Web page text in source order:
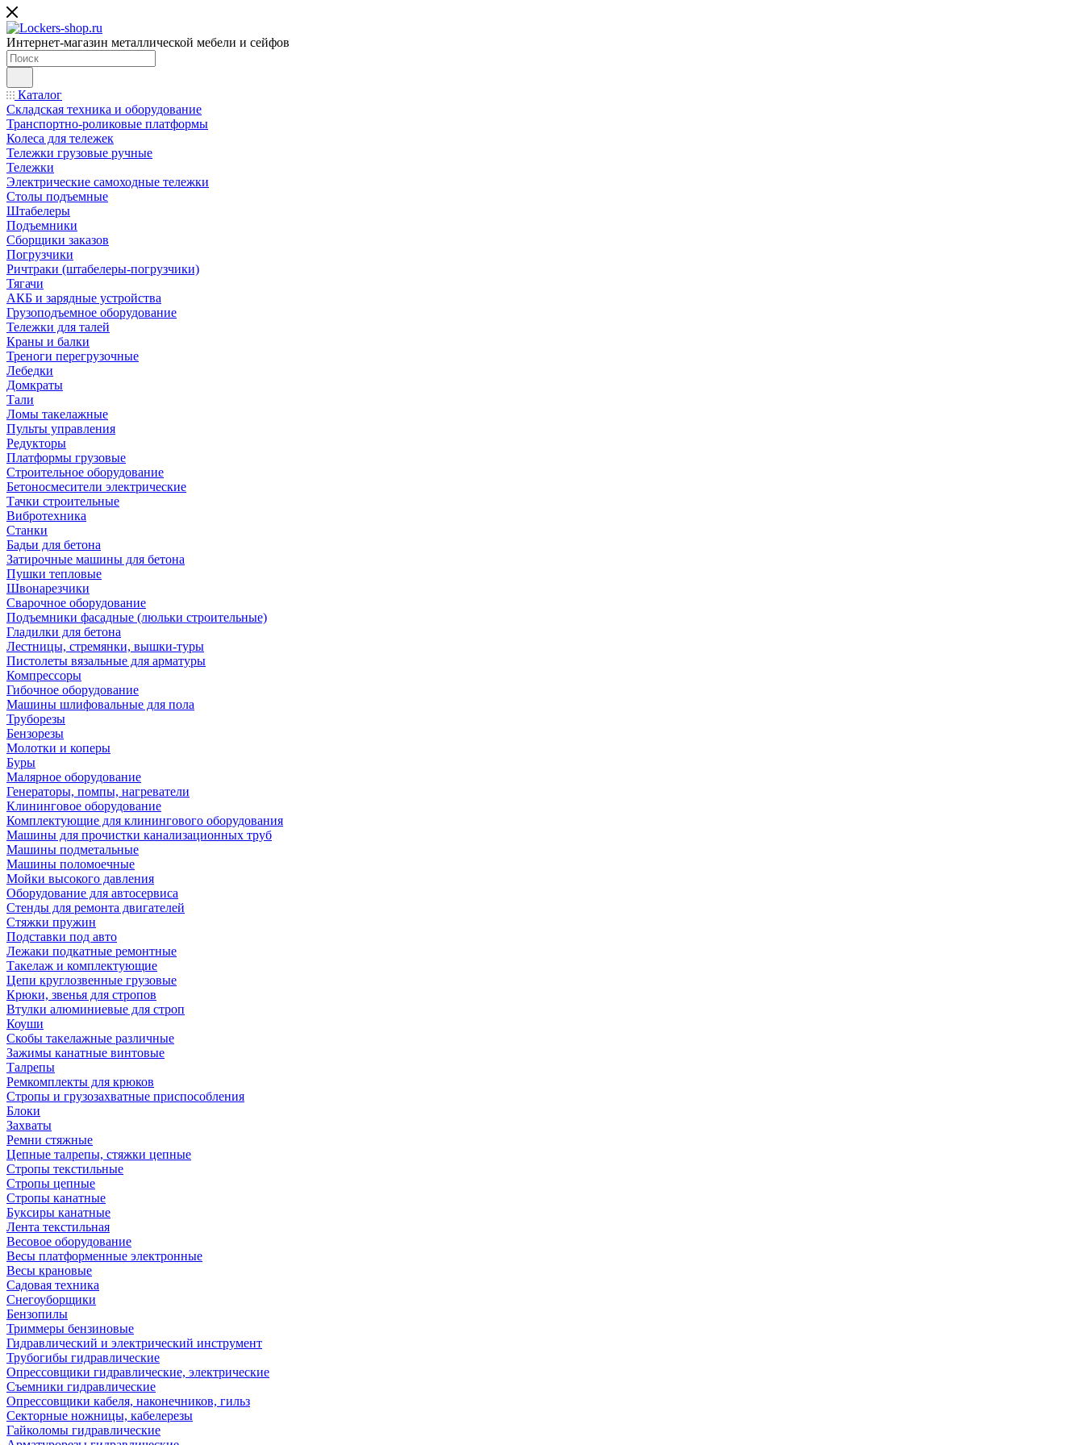
Интернет-магазин металлической мебели и сейфов
Каталог
Складская техника и оборудование
Транспортно-роликовые платформы
Колеса для тележек
Тележки грузовые ручные
Тележки
Электрические самоходные тележки
Столы подъемные
Штабелеры
Подъемники
Сборщики заказов
Погрузчики
Ричтраки (штабелеры-погрузчики)
Тягачи
АКБ и зарядные устройства
Грузоподъемное оборудование
Тележки для талей
Краны и балки
Треноги перегрузочные
Лебедки
Домкраты
Тали
Ломы такелажные
Пульты управления
Редукторы
Платформы грузовые
Строительное оборудование
Бетоносмесители электрические
Тачки строительные
Вибротехника
Станки
Бадьи для бетона
Затирочные машины для бетона
Пушки тепловые
Швонарезчики
Сварочное оборудование
Подъемники фасадные (люльки строительные)
Гладилки для бетона
Лестницы, стремянки, вышки-туры
Пистолеты вязальные для арматуры
Компрессоры
Гибочное оборудование
Машины шлифовальные для пола
Труборезы
Бензорезы
Молотки и коперы
Буры
Малярное оборудование
Генераторы, помпы, нагреватели
Клининговое оборудование
Комплектующие для клинингового оборудования
Машины для прочистки канализационных труб
Машины подметальные
Машины поломоечные
Мойки высокого давления
Оборудование для автосервиса
Стенды для ремонта двигателей
Стяжки пружин
Подставки под авто
Лежаки подкатные ремонтные
Такелаж и комплектующие
Цепи круглозвенные грузовые
Крюки, звенья для стропов
Втулки алюминиевые для строп
Коуши
Скобы такелажные различные
Зажимы канатные винтовые
Талрепы
Ремкомплекты для крюков
Стропы и грузозахватные приспособления
Блоки
Захваты
Ремни стяжные
Цепные талрепы, стяжки цепные
Стропы текстильные
Стропы цепные
Стропы канатные
Буксиры канатные
Лента текстильная
Весовое оборудование
Весы платформенные электронные
Весы крановые
Садовая техника
Снегоуборщики
Бензопилы
Триммеры бензиновые
Гидравлический и электрический инструмент
Трубогибы гидравлические
Опрессовщики гидравлические, электрические
Съемники гидравлические
Опрессовщики кабеля, наконечников, гильз
Секторные ножницы, кабелерезы
Гайколомы гидравлические